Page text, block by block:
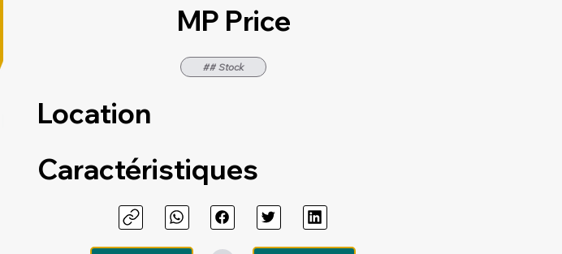
MP Price
## Stock
Location
Caractéristiques